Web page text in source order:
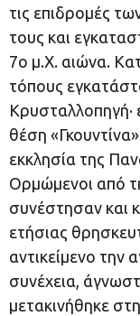
τις επιδρομές
τους και
7ο μ.Χ. αιώνα.
τόπους
Κρυσταλλοπηγή·
θέση
εκκλησία της
Ορμώμενοι από
συνέστησαν και
ετήσιας
αντικείμενο
συνέχεια,
μετακινήθηκε